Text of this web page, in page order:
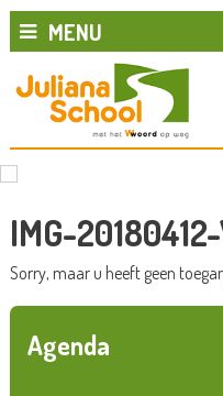
MENU
IMG-
Sorry, maar u heeft geen
Agenda